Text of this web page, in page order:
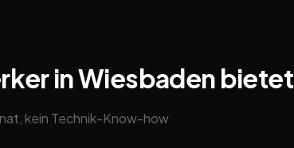
in Wiesbaden bietet
kein Technik-Know-how